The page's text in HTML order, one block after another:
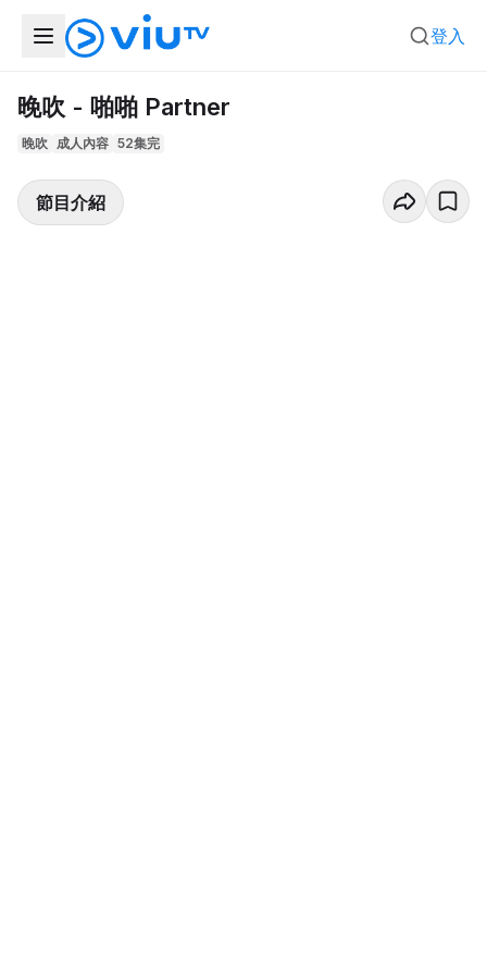
登入
晚吹 - 啪啪 Partner
晚吹 成人內容 52集完
節目介紹